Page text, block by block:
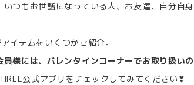
いつもお世話になっている人、お友達、自分自
イテムをいくつかご紹介。
員様には、バレンタインコーナーでお取り扱い
公式アプリをチェックしてみてください❣